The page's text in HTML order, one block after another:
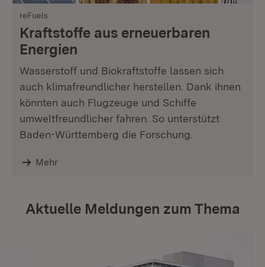
reFuels
Kraftstoffe aus erneuerbaren
Energien
Wasserstoff und Biokraftstoffe lassen sich
auch klimafreundlicher herstellen. Dank ihnen
könnten auch Flugzeuge und Schiffe
umweltfreundlicher fahren. So unterstützt
Baden-Württemberg die Forschung.
Mehr
Aktuelle Meldungen zum Thema